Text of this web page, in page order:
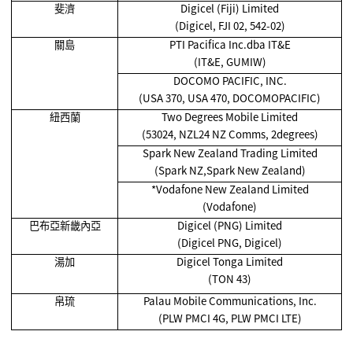
斐濟
Digicel (Fiji) Limited
(Digicel, FJI 02, 542-02)
關島
PTI Pacifica Inc.dba IT&E
(IT&E, GUMIW)
DOCOMO PACIFIC, INC.
(USA 370, USA 470, DOCOMOPACIFIC)
紐西蘭
Two Degrees Mobile Limited
(53024, NZL24 NZ Comms, 2degrees)
Spark New Zealand Trading Limited
(Spark NZ,Spark New Zealand)
*Vodafone New Zealand Limited
(Vodafone)
巴布亞新畿內亞
Digicel (PNG) Limited
(Digicel PNG, Digicel)
湯加
Digicel Tonga Limited
(TON 43)
帛琉
Palau Mobile Communications, Inc.
(PLW PMCI 4G, PLW PMCI LTE)